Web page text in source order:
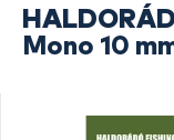
Mono 10